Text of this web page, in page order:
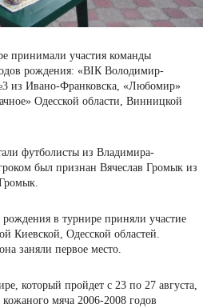
принимали участия команды
рождения: «ВІК Володимир-
Ивано-Франковска, «Любомир»
Одесской области, Винницкой
футболисты из Владимира-
был признан Вячеслав Громык из
в турнире приняли участие
Киевской, Одесской областей.
заняли первое место.
который пройдет с 23 по 27 августа,
мяча 2006-2008 годов